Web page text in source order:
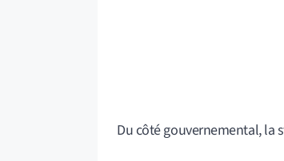
Du côté gouvernemental, la